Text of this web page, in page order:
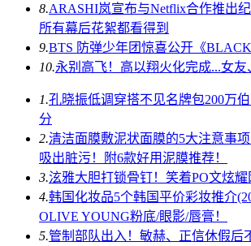
8.ARASHI岚宣布与Netflix合作推出
所有幕后花絮都看得到
9.BTS 防弹少年团惊喜公开《BLACK
10.永别高飞！高以翔火化完成...女
1.孔晓振低调穿搭不见名牌包200万
分
2.清洁面膜敷泥状面膜的5大注意事
吸出脏污！附6款好用泥膜推荐！
3.泫雅大胆打锁骨钉！笑着PO文炫
4.韩国化妆品5个韩国平价彩妆推介
OLIVE YOUNG粉底/眼影/唇膏！
5.管制部队出入！敏赫、正信休假后